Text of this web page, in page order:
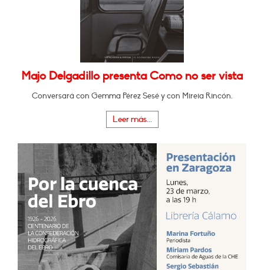
Majo Delgadillo presenta Como no ser vista
Conversará con Gemma Pérez Sesé y con Mireia Rincón.
Leer más...